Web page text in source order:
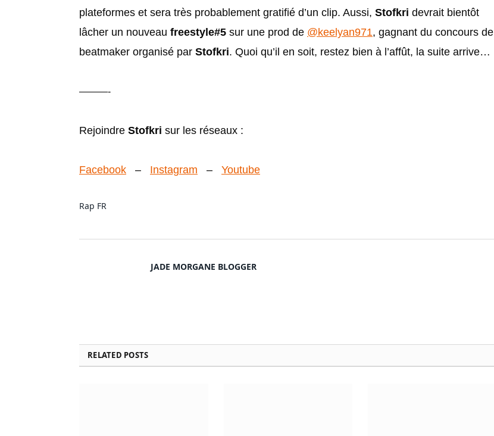
plateformes et sera très probablement gratifié d’un clip. Aussi, Stofkri devrait bientôt
lâcher un nouveau freestyle#5 sur une prod de @keelyan971, gagnant du concours de
beatmaker organisé par Stofkri. Quoi qu’il en soit, restez bien à l’affût, la suite arrive…
———-
Rejoindre Stofkri sur les réseaux :
Facebook – Instagram – Youtube
Rap FR
JADE MORGANE BLOGGER
RELATED POSTS